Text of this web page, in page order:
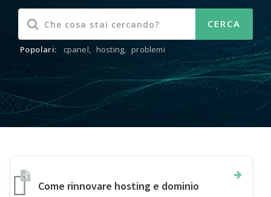
Popolari: cpanel, hosting, problemi
Come rinnovare hosting e dominio